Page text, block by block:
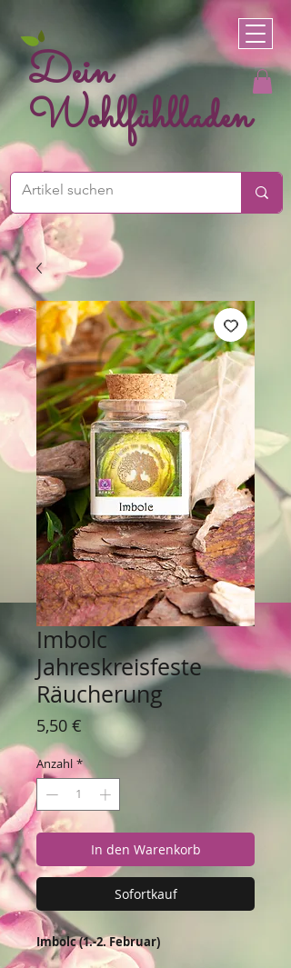
Dein
Wohlfühlladen
Imbolc
Jahreskreisfeste
Räucherung
5,50 € Preis
Anzahl *
In den Warenkorb
Sofortkauf
Imbolc (1.-2. Februar)